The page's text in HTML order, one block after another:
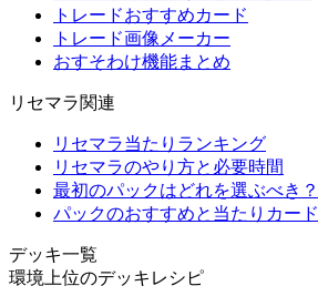
トレードおすすめカード
トレード画像メーカー
おすそわけ機能まとめ
リセマラ関連
リセマラ当たりランキング
リセマラのやり方と必要時間
最初のパックはどれを選ぶべき？
パックのおすすめと当たりカード
デッキ一覧
環境上位のデッキレシピ